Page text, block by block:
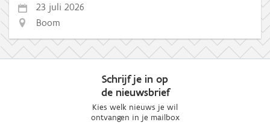
23 juli 2026
Boom
Schrijf je in op
de nieuwsbrief
Kies welk nieuws je wil
ontvangen in je mailbox